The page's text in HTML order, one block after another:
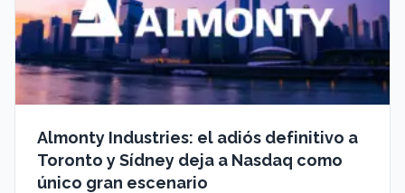
Almonty Industries: el adiós definitivo a
Toronto y Sídney deja a Nasdaq como
único gran escenario